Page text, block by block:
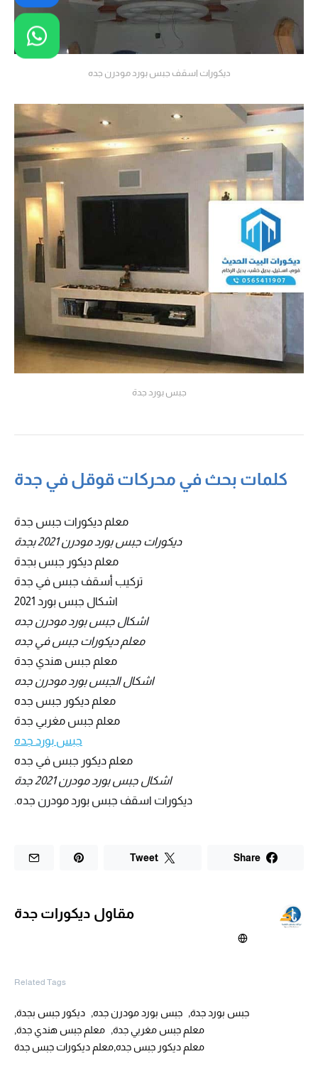
ديكورات اسقف جبس بورد مودرن جده
جبس بورد جدة
كلمات بحث في محركات قوقل في جدة
معلم ديكورات جبس جدة
ديكورات جبس بورد مودرن 2021 بجدة
معلم ديكور جبس بجدة
تركيب أسقف جبس في جدة
اشكال جبس بورد 2021
اشكال جبس بورد مودرن جده
معلم ديكورات جبس في جده
معلم جبس هندي جدة
اشكال الجبس بورد مودرن جده
معلم ديكور جبس جده
معلم جبس مغربي جدة
جبس بورد جده
معلم ديكور جبس في جده
اشكال جبس بورد مودرن 2021 جدة
ديكورات اسقف جبس بورد مودرن جده.
Share
Tweet
مقاول ديكورات جدة
Related Tags
جبس بورد جدة, جبس بورد مودرن جده, ديكور جبس بجدة,
معلم جبس مغربي جدة, معلم جبس هندي جدة,
معلم ديكور جبس جده,معلم ديكورات جبس جدة